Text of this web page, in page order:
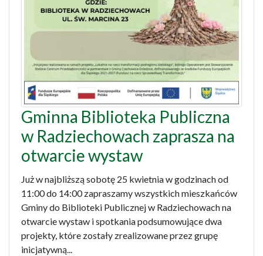
Gminna Biblioteka Publiczna
w Radziechowach zaprasza na
otwarcie wystaw
Już w najbliższą sobotę 25 kwietnia w godzinach od
11:00 do 14:00 zapraszamy wszystkich mieszkańców
Gminy do Biblioteki Publicznej w Radziechowach na
otwarcie wystaw i spotkania podsumowujące dwa
projekty, które zostały zrealizowane przez grupę
inicjatywną...